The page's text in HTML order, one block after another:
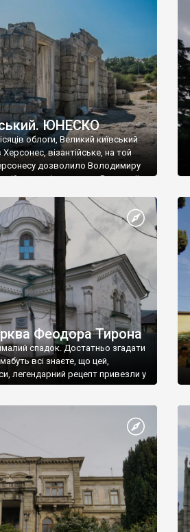
викрадені з фондів об’єкту
«Херсонеса Таврійського».
Візантії», але експерти та
це лише […]
ЮНЕСКО
облоги, Великий київський
візантійське, на той
дозволило Володимиру
імператору Василю ІІ,
став Василем-
Хрещення Русі. На честь
місто […]
Феодора Тирона
спадок. Достатньо згадати
всі знаєте, що цей,
легендарний рецепт привезли у